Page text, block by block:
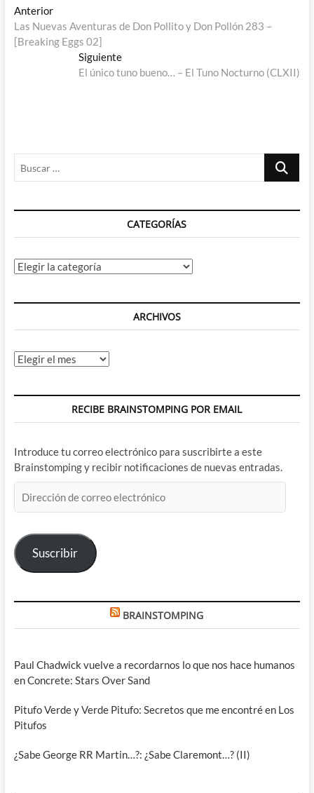
Navegación
de
entradas
AnteriorEntrada
anterior:
Las Nuevas Aventuras de Don Pollito y Don Pollón 283 –
[Breaking Eggs 02]
SiguienteEntrada
siguiente:
El único tuno bueno… – El Tuno Nocturno (CLXII)
Buscar
CATEGORÍAS
Categorías
ARCHIVOS
Archivos
RECIBE BRAINSTOMPING POR EMAIL
Introduce tu correo electrónico para suscribirte a este
Brainstomping y recibir notificaciones de nuevas entradas.
de
electrónico
Suscribir
BRAINSTOMPING
Paul Chadwick vuelve a recordarnos lo que nos hace humanos
en Concrete: Stars Over Sand
Pitufo Verde y Verde Pitufo: Secretos que me encontré en Los
Pitufos
¿Sabe George RR Martin…?: ¿Sabe Claremont…? (II)